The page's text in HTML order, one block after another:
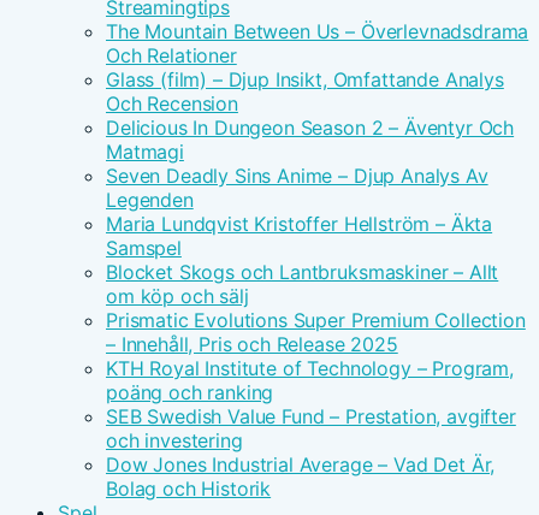
Streamingtips
The Mountain Between Us – Överlevnadsdrama
Och Relationer
Glass (film) – Djup Insikt, Omfattande Analys
Och Recension
Delicious In Dungeon Season 2 – Äventyr Och
Matmagi
Seven Deadly Sins Anime – Djup Analys Av
Legenden
Maria Lundqvist Kristoffer Hellström – Äkta
Samspel
Blocket Skogs och Lantbruksmaskiner – Allt
om köp och sälj
Prismatic Evolutions Super Premium Collection
– Innehåll, Pris och Release 2025
KTH Royal Institute of Technology – Program,
poäng och ranking
SEB Swedish Value Fund – Prestation, avgifter
och investering
Dow Jones Industrial Average – Vad Det Är,
Bolag och Historik